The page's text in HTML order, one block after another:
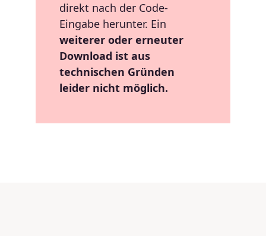
direkt nach der Code-
Eingabe herunter. Ein
weiterer oder erneuter
Download ist aus
technischen Gründen
leider nicht möglich.